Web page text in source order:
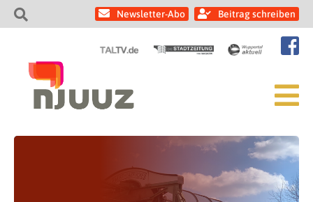
Newsletter-Abo Beitrag schreiben